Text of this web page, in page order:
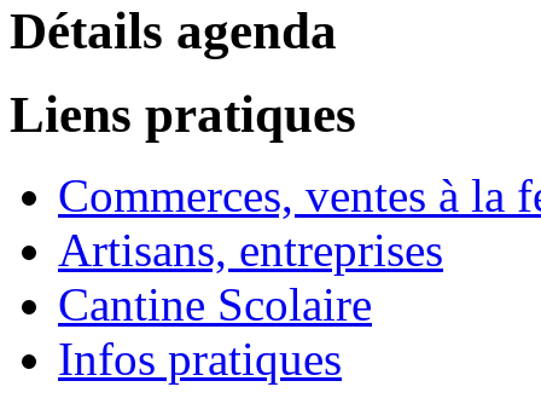
Détails agenda
Liens pratiques
Commerces, ventes à la
Artisans, entreprises
Cantine Scolaire
Infos pratiques